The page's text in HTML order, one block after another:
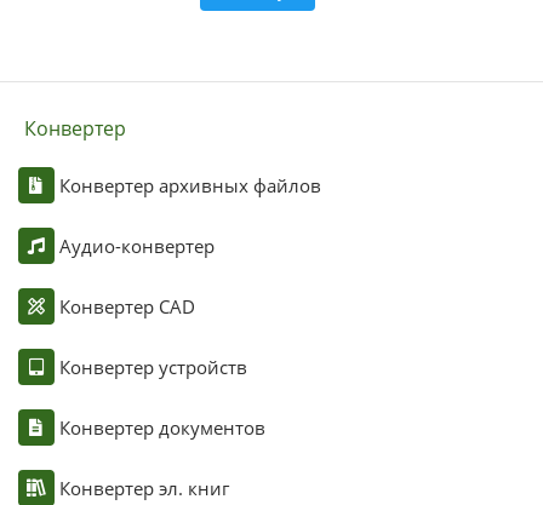
Конвертер
Конвертер архивных файлов
Аудио-конвертер
Конвертер CAD
Конвертер устройств
Конвертер документов
Конвертер эл. книг